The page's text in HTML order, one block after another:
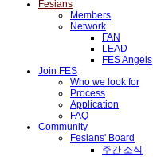
Fesians
Members
Network
FAN
LEAD
FES Angels
Join FES
Who we look for
Process
Application
FAQ
Community
Fesians' Board
주간 소식